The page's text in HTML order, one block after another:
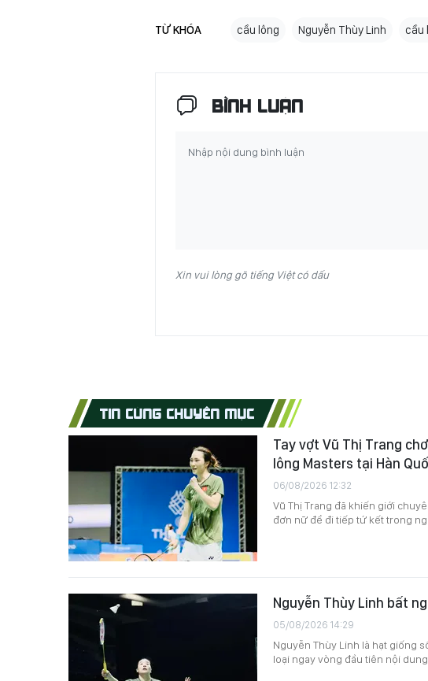
TỪ KHÓA cầu lông Nguyễn Thùy Linh cầu
BÌNH LUẬN
Xin vui lòng gõ tiếng Việt có dấu
TIN CÙNG CHUYÊN MỤC
Tay vợt Vũ Thị Trang
lông Masters tại Hàn
06/08/2026 12:32
Vũ Thị Trang đã khiến giới
đơn nữ để đi tiếp tứ kết trong
Nguyễn Thùy Linh bất
05/08/2026 14:29
Nguyễn Thùy Linh là hạt giống
loại ngay vòng đầu tiên nội dung.